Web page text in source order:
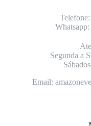
Segunda a
Email: